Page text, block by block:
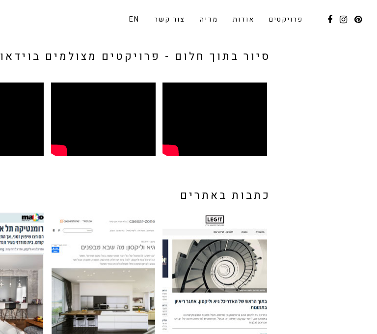
פרויקטים אודות מדיה צור קשר EN
סיור בתוך חלום - פרויקטים מצולמים בוידאו
כתבות באתרים